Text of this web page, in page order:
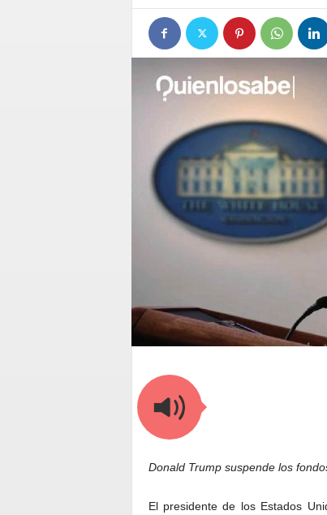
Donald Trump suspende los
El presidente de los Estados